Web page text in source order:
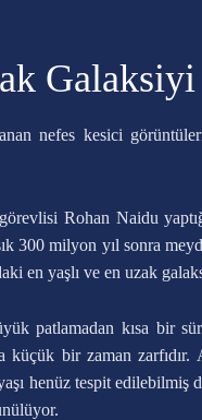
nefes kesici
Rohan Naidu
300 milyon yıl sonra
en yaşlı ve en uzak
patlamadan kısa bir
bir zaman
henüz tespit